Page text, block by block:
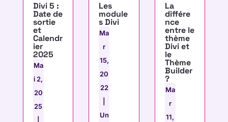
Divi 5 :
Date de
sortie
et
Calendr
ier
2025
Ma
i 2,
20
25
Les
module
s Divi
Ma
r
15,
20
22
Un
La
différe
nce
entre le
thème
Divi et
le
Thème
Builder
?
Ma
r
11,